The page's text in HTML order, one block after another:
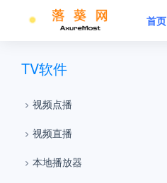
首页
TV软件
视频点播
视频直播
本地播放器